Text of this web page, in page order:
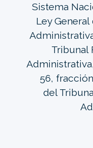
Sistema
Ley
Tribunal
56,
del